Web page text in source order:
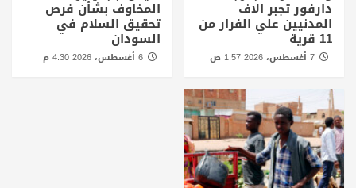
دارفور تجبر الاف
المدنيين علي الفرار من
11 قرية
المخاوف بشأن فرص
تحقيق السلام في
السودان
6 أغسطس، 2026 4:30 م